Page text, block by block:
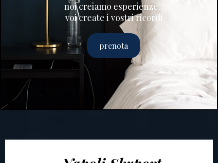
noi creiamo esperienze...
voi create i vostri ricordi
prenota